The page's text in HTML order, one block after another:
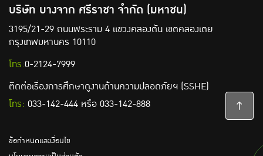
บริษัท บางจาก ศรีราชา จำกัด (มหาชน)
3195/21-29 ถนนพระราม 4 แขวงคลองตัน เขตคลองเตย
กรุงเทพมหานคร 10110
โทร:0-2124-7999
ติดต่อเรื่องการศึกษาดูงานด้านความปลอดภัยฯ (SSHE)
โทร: 033-142-444 หรือ 033-142-888
ข้อกำหนดและเงื่อนไข